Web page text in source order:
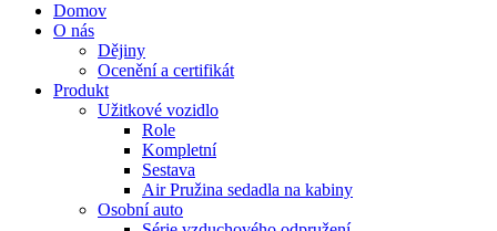
Domov
O nás
Dějiny
Ocenění a certifikát
Produkt
Užitkové vozidlo
Role
Kompletní
Sestava
Air Pružina sedadla na kabiny
Osobní auto